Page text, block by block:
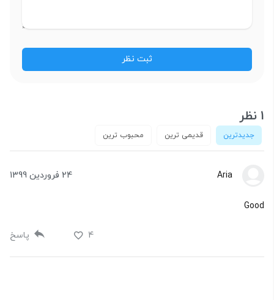
1 نظر
جدیدترین قدیمی ترین محبوب ترین
Aria 24 فروردین 1399
Good
4 پاسخ